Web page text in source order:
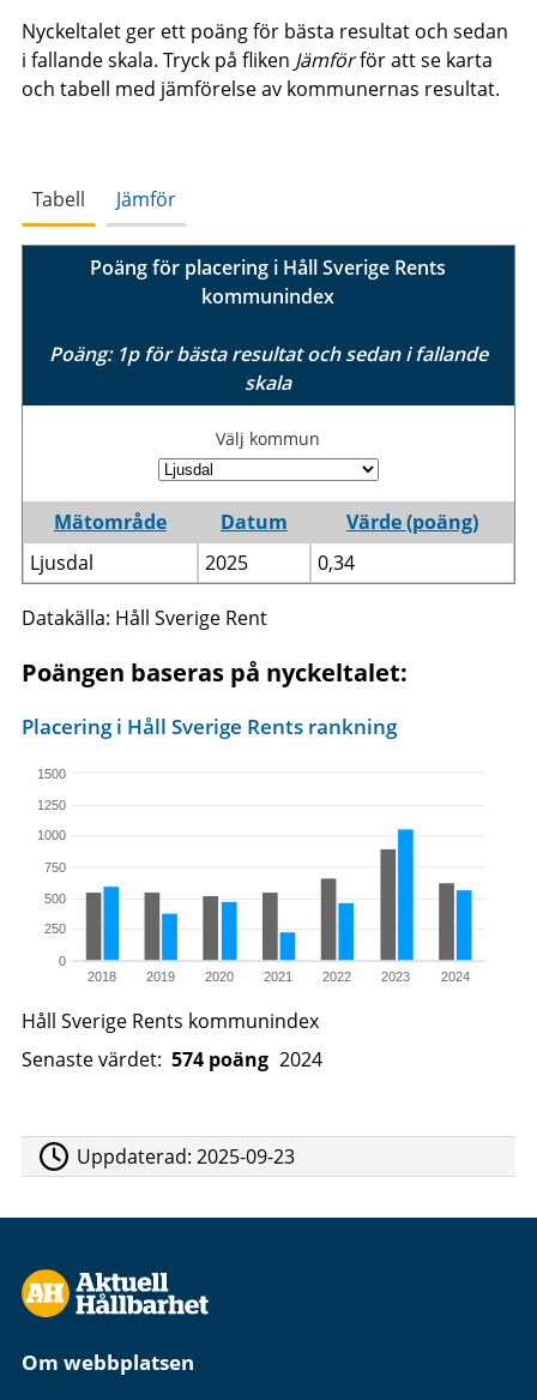
Nyckeltalet ger ett poäng för bästa resultat och sedan
i fallande skala. Tryck på fliken Jämförför att se karta
och tabell med jämförelse av kommunernas resultat.
Tabell Jämför
Poäng för placering i Håll Sverige Rents
kommunindex
Poäng: 1p för bästa resultat och sedan i fallande
skala
Välj kommun
Mätområde Datum
Värde (poäng)
Ljusdal
2025 0,34
Datakälla: Håll Sverige Rent
Poängen baseras på nyckeltalet:
2018 2019 2020 2021 2022 2023 2024
0
250
500
750
1000
1250
1500
Placering i Håll Sverige Rents rankning
Håll Sverige Rents kommunindex
Senaste värdet: 574 poäng 2024
Uppdaterad:2025-09-23
Om webbplatsen